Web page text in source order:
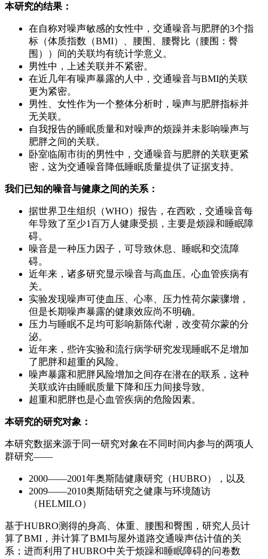
本研究的结果：
在自称对噪声敏感的女性中，交通噪音与肥胖的3个指
标（体质指数（BMI）、腰围、腰臀比（腰围：臀
围））间的关联均有统计学意义。
男性中，上述关联并不紧密。
在近几年有噪声暴露的人中，交通噪音与BMI的关联
更为紧密。
男性、女性作为一个整体分析时，噪声与肥胖指标并
无关联。
自我报告的睡眠质量和对噪声的烦躁并未影响噪声与
肥胖之间的关联。
卧室临闹市街的男性中，交通噪音与肥胖的关联更紧
密，这为交通噪音降低睡眠质量提供了证据支持。
我们已知的噪音与健康之间的关系：
据世界卫生组织（WHO）报告，在西欧，交通噪音每
年导致了至少1百万人健康受损，主要是烦躁和睡眠障
碍。
噪音是一种压力因子，可导致休息、睡眠和交流障
碍。
近年来，诸多研究显示噪音与高血压。心血管疾病有
关。
实验发现噪声可使血压、心率、压力性荷尔蒙骤增，
但是长期噪声暴露的健康效应尚不明确。
压力与睡眠不足均可影响新陈代谢，改变荷尔蒙的分
泌。
近年来，些许实验和流行病学研究发现睡眠不足增加
了肥胖和超重的风险。
噪声暴露和肥胖风险增加之间存在潜在的联系，这种
关联或许由睡眠质量下降和压力间接导致。
超重和肥胖也是心血管疾病的危险因素。
本研究的研究对象：
本研究数据来源于同一研究对象在不同时间内参与的两项人
群研究——
2000——2001年奥斯陆健康研究（HUBRO），以及
2009——2010奥斯陆研究之健康与环境随访
（HELMILO）
基于HUBRO测得的身高、体重、腰围和臀围，研究人员计
算了BMI，并计算了BMI与屋外道路交通噪声估计值的关
系；进而利用了HUBRO中关于烦躁和睡眠障碍的问卷数